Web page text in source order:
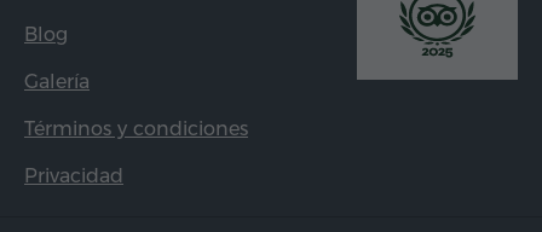
Blog
Galería
Términos y condiciones
Privacidad